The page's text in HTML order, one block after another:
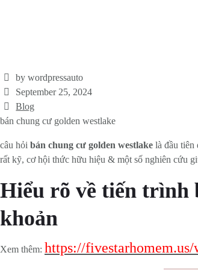
by wordpressauto
September 25, 2024
Blog
bán chung cư golden westlake
câu hỏi bán chung cư golden westlake là đầu tiên
rất kỹ, cơ hội thức hữu hiệu & một số nghiên cứu
Hiểu rõ về tiến trình
khoản
Xem thêm: https://